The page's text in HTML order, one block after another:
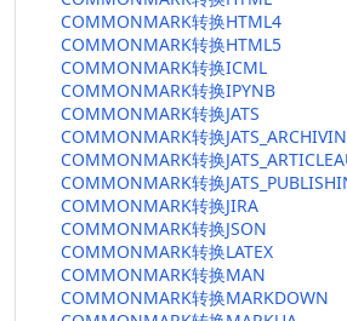
COMMONMARK转换HTML4
COMMONMARK转换HTML5
COMMONMARK转换ICML
COMMONMARK转换IPYNB
COMMONMARK转换JATS
COMMONMARK转换
COMMONMARK转换
COMMONMARK转换
COMMONMARK转换JIRA
COMMONMARK转换JSON
COMMONMARK转换LATEX
COMMONMARK转换MAN
COMMONMARK转换MARKDOWN